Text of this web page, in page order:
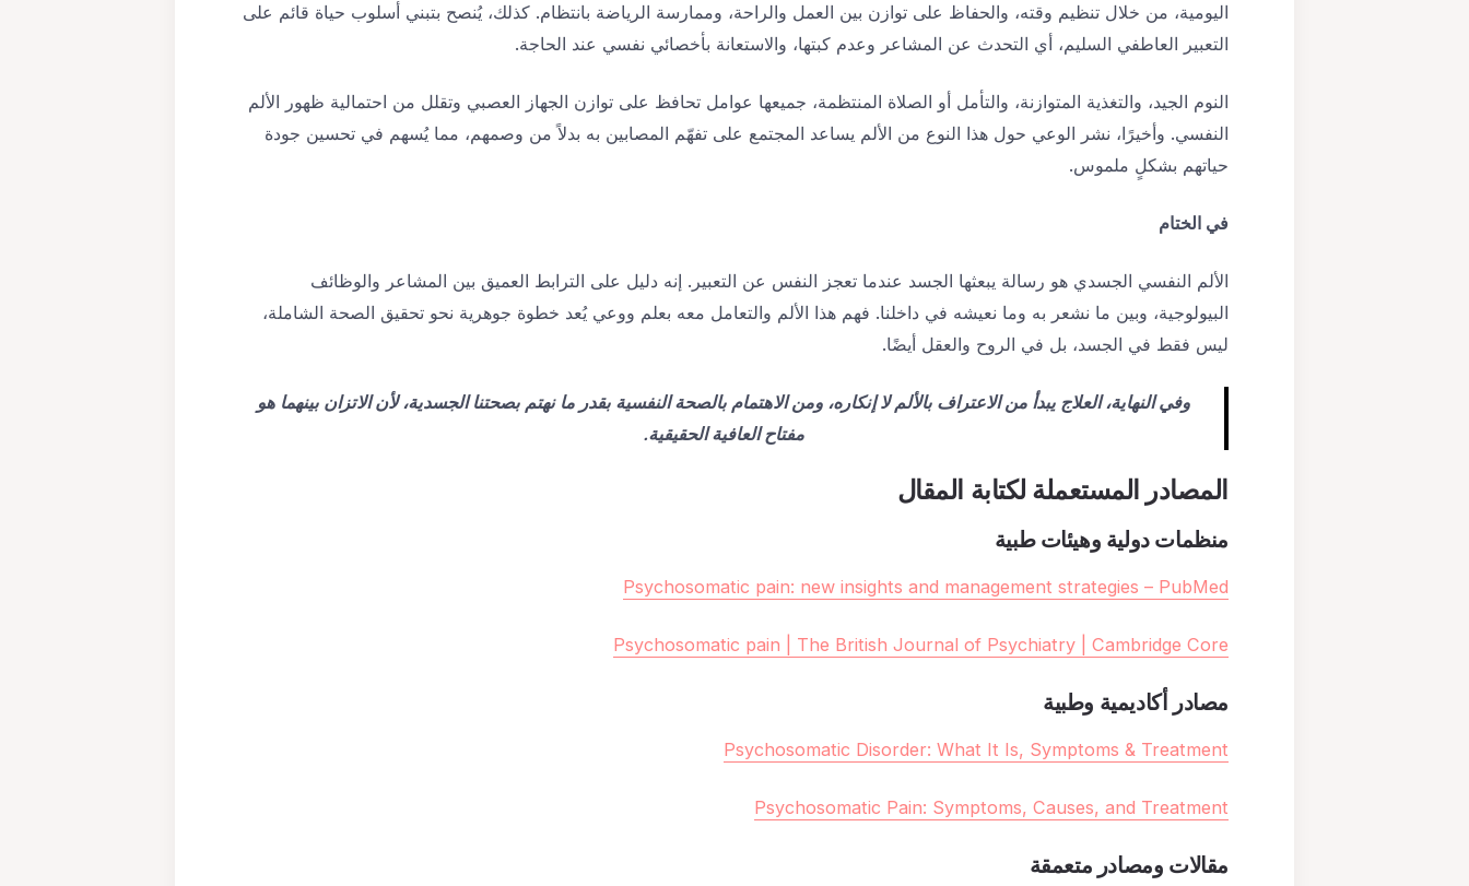
اليومية، من خلال تنظيم وقته، والحفاظ على توازن بين العمل والراحة، وممارسة الرياضة بانتظام. كذلك، يُنصح بتبني أسلوب حياة قائم على
التعبير العاطفي السليم، أي التحدث عن المشاعر وعدم كبتها، والاستعانة بأخصائي نفسي عند الحاجة.
النوم الجيد، والتغذية المتوازنة، والتأمل أو الصلاة المنتظمة، جميعها عوامل تحافظ على توازن الجهاز العصبي وتقلل من احتمالية ظهور الألم
النفسي. وأخيرًا، نشر الوعي حول هذا النوع من الألم يساعد المجتمع على تفهّم المصابين به بدلاً من وصمهم، مما يُسهم في تحسين جودة
حياتهم بشكلٍ ملموس.
في الختام
الألم النفسي الجسدي هو رسالة يبعثها الجسد عندما تعجز النفس عن التعبير. إنه دليل على الترابط العميق بين المشاعر والوظائف
البيولوجية، وبين ما نشعر به وما نعيشه في داخلنا. فهم هذا الألم والتعامل معه بعلم ووعي يُعد خطوة جوهرية نحو تحقيق الصحة الشاملة،
ليس فقط في الجسد، بل في الروح والعقل أيضًا.
وفي النهاية، العلاج يبدأ من الاعتراف بالألم لا إنكاره، ومن الاهتمام بالصحة النفسية بقدر ما نهتم بصحتنا الجسدية، لأن الاتزان بينهما هو
مفتاح العافية الحقيقية.
المصادر المستعملة لكتابة المقال
منظمات دولية وهيئات طبية
Psychosomatic pain: new insights and management strategies – PubMed
Psychosomatic pain | The British Journal of Psychiatry | Cambridge Core
مصادر أكاديمية وطبية
Psychosomatic Disorder: What It Is, Symptoms & Treatment
Psychosomatic Pain: Symptoms, Causes, and Treatment
مقالات ومصادر متعمقة